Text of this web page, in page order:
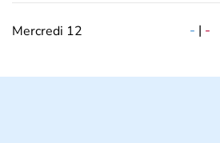
Mercredi 12 - | -